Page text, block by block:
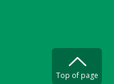
Top of page